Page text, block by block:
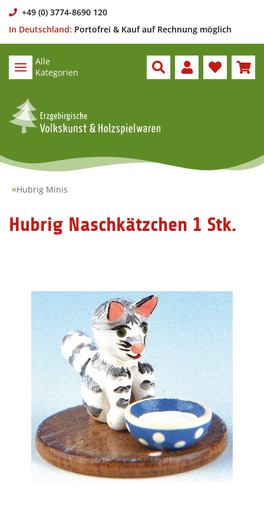
+49 (0) 3774-8690 120
In Deutschland: Portofrei & Kauf auf Rechnung möglich
Alle
Kategorien
Hubrig Minis
Hubrig Naschkätzchen 1 Stk.